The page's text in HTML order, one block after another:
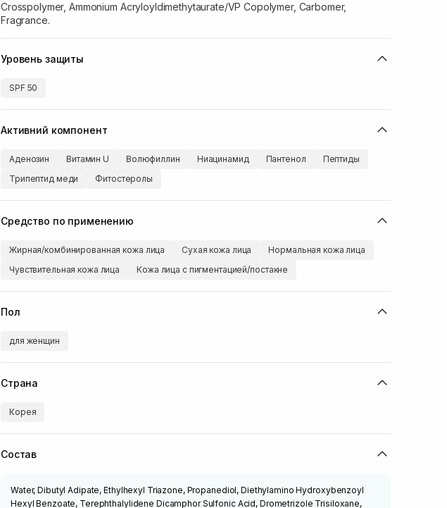
Crosspolymer, Ammonium Acryloyldimethytaurate/VP Copolymer, Carbomer,
Fragrance.
Уровень защиты
SPF 50
Активний компонент
Аденозин Витамин U Волюфиллин Ниацинамид Пантенол
Пептиды
Трипептид меди
Фитостеролы
Средство по применению
Жирная/комбинированная кожа лица Сухая кожа лица
Нормальная кожа лица
Чувствительная кожа лица
Кожа лица с пигментацией/постакне
Пол
для женщин
Страна
Корея
Состав
Water, Dibutyl Adipate, Ethylhexyl Triazone, Propanediol, Diethylamino Hydroxybenzoyl
Hexyl Benzoate, Terephthalylidene Dicamphor Sulfonic Acid, Drometrizole Trisiloxane,